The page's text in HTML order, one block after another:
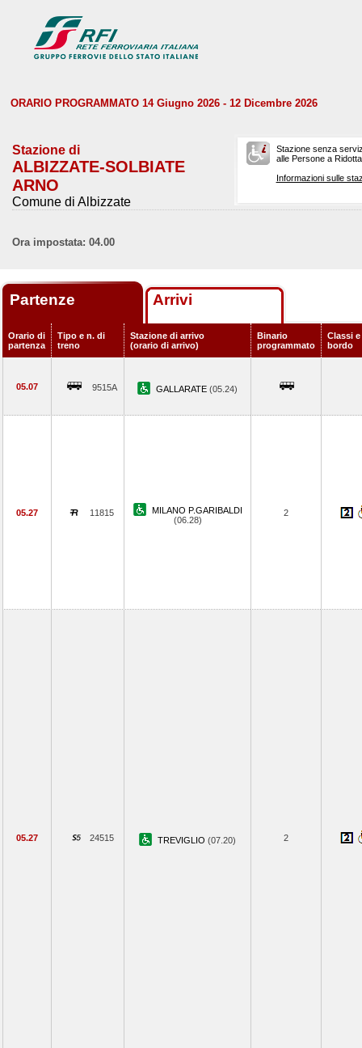
ORARIO PROGRAMMATO 14 Giugno 2026 - 12 Dicembre 2026
Stazione di
ALBIZZATE-SOLBIATE
ARNO
Comune di Albizzate
Stazione senza
alle Persone a
Informazioni sulle
Ora impostata: 04.00
Partenze Arrivi
Orario di
partenza
Tipo e n. di
treno
Stazione di arrivo
(orario di arrivo)
Binario
programmato
Classi
bordo
05.07 9515A GALLARATE (05.24)
05.27 11815
MILANO P.GARIBALDI
(06.28)
2
05.27 24515 TREVIGLIO (07.20) 2